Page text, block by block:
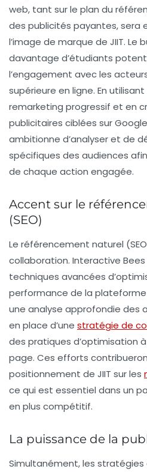
web, tant sur le plan du
des publicités payantes, sera
l’image de marque de JIIT. Le
davantage d’étudiants
l’engagement avec les
supérieure en ligne. En
remarketing progressif et en
publicitaires ciblées surGoogle
ambitionne d’analyser et de
spécifiques des audiences
de chaque action engagée.
Accent sur le
(SEO)
Le référencement naturel
collaboration. Interactive
techniques avancées
performance de la plateforme
une analyse approfondie des
en place d’une stratégie de
des pratiques d’optimisation
page. Ces efforts
positionnement de JIIT sur les
ce qui est essentiel dans un
en plus compétitif.
La puissance de la
Simultanément, les stratégies